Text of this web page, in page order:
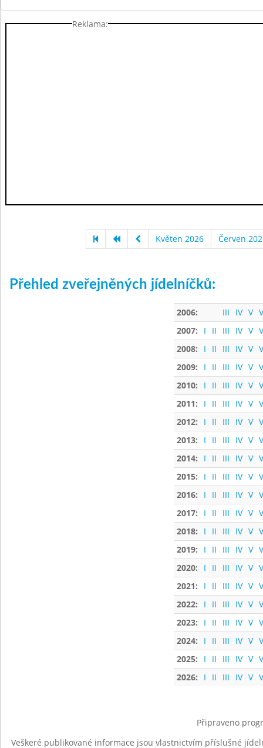
Reklama:
Květen 2026 Červen
Přehled zveřejněných jídelníčků:
2006: III IV V
2007:
I II III IV V
2008:
I II III IV V
2009:
I II III IV V
2010:
I II III IV V
2011:
I II III IV V
2012:
I II III IV V
2013:
I II III IV V
2014:
I II III IV V
2015:
I II III IV V
2016:
I II III IV V
2017:
I II III IV V
2018:
I II III IV V
2019:
I II III IV V
2020:
I II III IV V
2021:
I II III IV V
2022:
I II III IV V
2023:
I II III IV V
2024:
I II III IV V
2025:
I II III IV V
2026:
I II III IV V
Připraveno
Veškeré publikované informace jsou vlastnictvím příslušné